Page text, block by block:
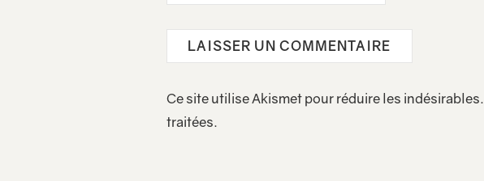
Ce site utilise Akismet pour réduire les indésirables.
traitées.